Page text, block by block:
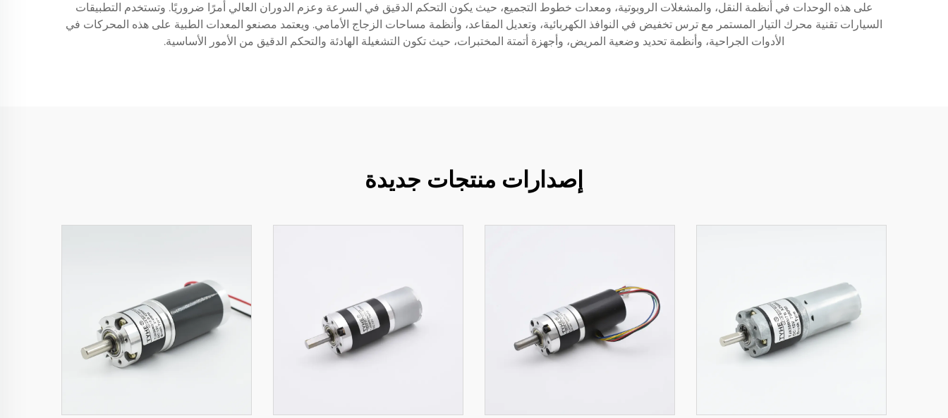
على هذه الوحدات في أنظمة النقل، والمشغلات الروبوتية، ومعدات خطوط التجميع، حيث يكون التحكم الدقيق في السرعة وعزم الدوران العالي أمرًا ضروريًا. وتستخدم التطبيقات
السيارات تقنية محرك التيار المستمر مع ترس تخفيض في النوافذ الكهربائية، وتعديل المقاعد، وأنظمة مساحات الزجاج الأمامي. ويعتمد مصنعو المعدات الطبية على هذه المحركات في
الأدوات الجراحية، وأنظمة تحديد وضعية المريض، وأجهزة أتمتة المختبرات، حيث تكون التشغيلة الهادئة والتحكم الدقيق من الأمور الأساسية.
إصدارات منتجات جديدة